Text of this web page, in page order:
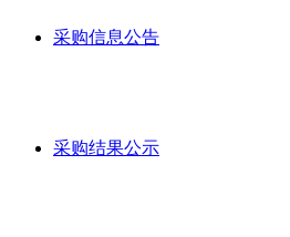
采购信息公告
采购结果公示